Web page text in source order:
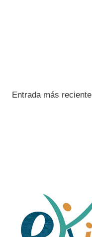
Entrada más reciente